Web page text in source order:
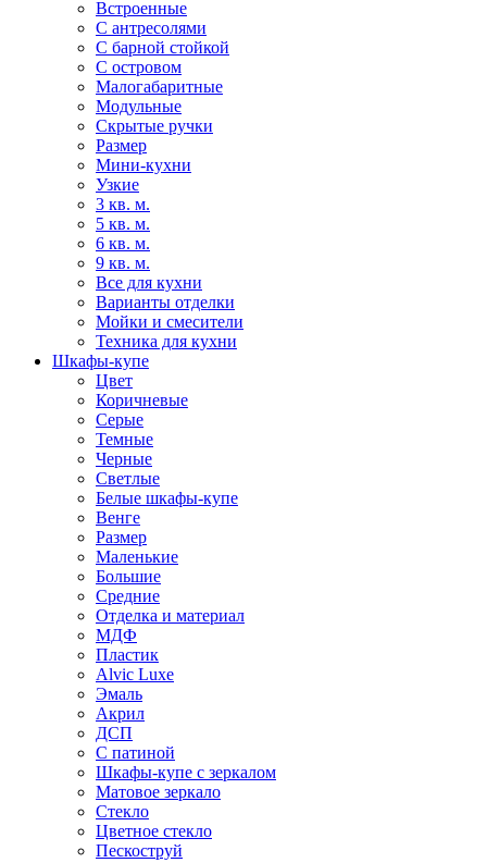
Встроенные
С антресолями
С барной стойкой
С островом
Малогабаритные
Модульные
Скрытые ручки
Размер
Мини-кухни
Узкие
3 кв. м.
5 кв. м.
6 кв. м.
9 кв. м.
Все для кухни
Варианты отделки
Мойки и смесители
Техника для кухни
Шкафы-купе
Цвет
Коричневые
Серые
Темные
Черные
Светлые
Белые шкафы-купе
Венге
Размер
Маленькие
Большие
Средние
Отделка и материал
МДФ
Пластик
Alvic Luxe
Эмаль
Акрил
ДСП
С патиной
Шкафы-купе с зеркалом
Матовое зеркало
Стекло
Цветное стекло
Пескоструй